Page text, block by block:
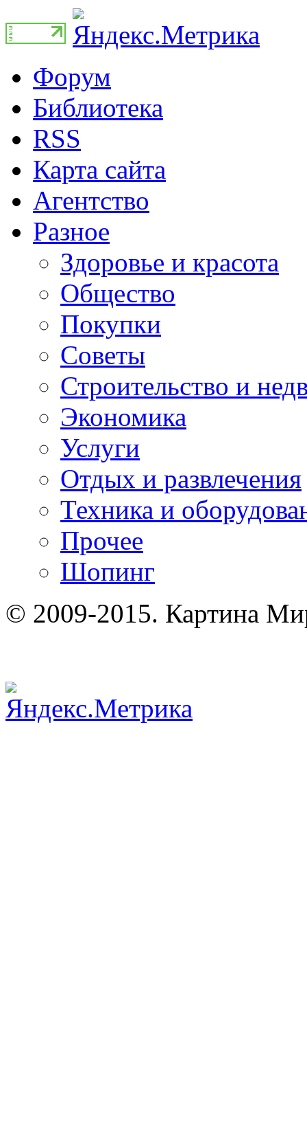
Форум
Библиотека
RSS
Карта сайта
Агентство
Разное
Здоровье и красота
Общество
Покупки
Советы
Строительство и
Экономика
Услуги
Отдых и развлечения
Техника и
Прочее
Шопинг
© 2009-2015. Картина